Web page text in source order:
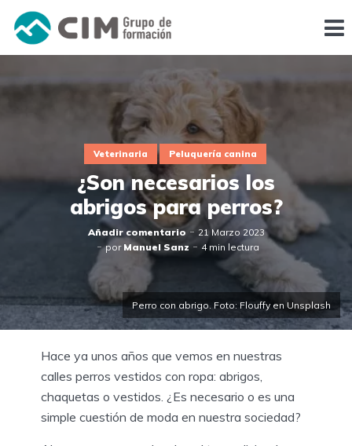
Perro con abrigo. Foto: Flouffy en Unsplash
Veterinaria Peluquería canina
¿Son necesarios los
abrigos para perros?
Añadir comentario
21 Marzo 2023
por Manuel Sanz 4 min lectura
Hace ya unos años que vemos en nuestras
calles perros vestidos con ropa: abrigos,
chaquetas o vestidos. ¿Es necesario o es una
simple cuestión de moda en nuestra sociedad?